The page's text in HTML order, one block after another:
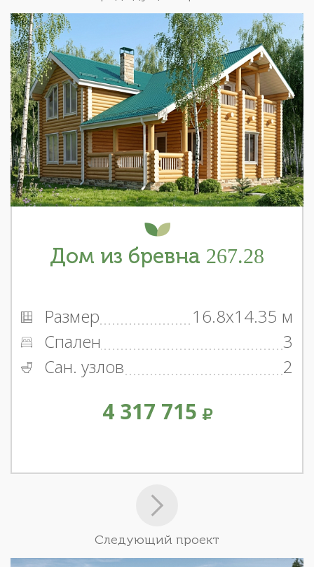
Дом из бревна 267.28
Размер
16.8x14.35 м
Спален
3
Сан. узлов
2
4 317 715
Следующий проект